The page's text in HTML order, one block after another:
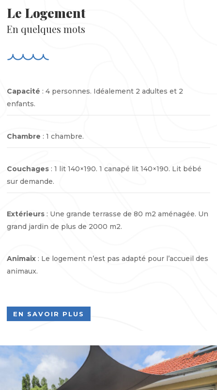
Le Logement
En quelques mots
Capacité : 4 personnes. Idéalement 2 adultes et 2
enfants.
Chambre : 1 chambre.
Couchages : 1 lit 140×190. 1 canapé lit 140×190. Lit bébé
sur demande.
Extérieurs : Une grande terrasse de 80 m2 aménagée. Un
grand jardin de plus de 2000 m2.
Animaix : Le logement n’est pas adapté pour l’accueil des
animaux.
EN SAVOIR PLUS